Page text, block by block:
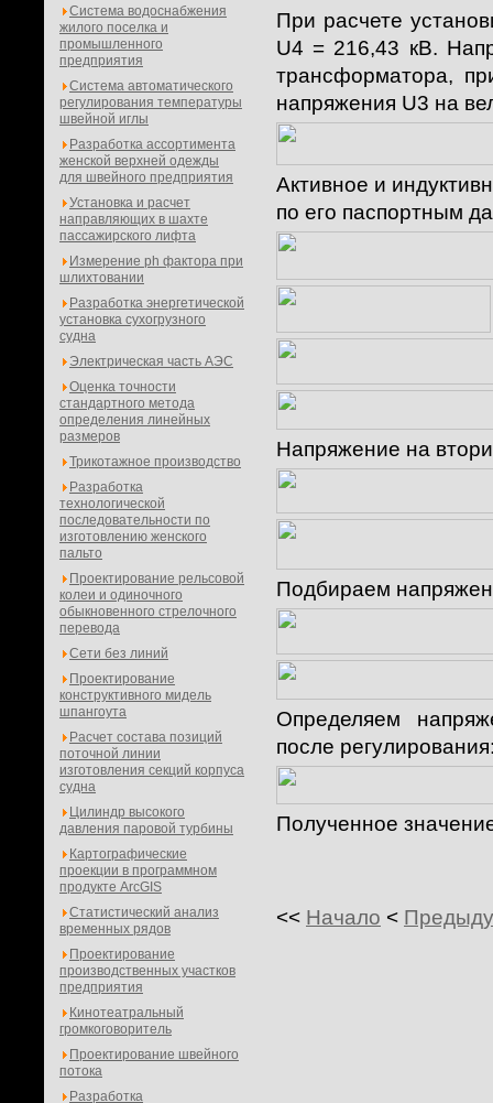
Система водоснабжения
жилого поселка и
промышленного
предприятия
Система автоматического
регулирования температуры
швейной иглы
Разработка ассортимента
женской верхней одежды
для швейного предприятия
Установка и расчет
направляющих в шахте
пассажирского лифта
Измерение ph фактора при
шлихтовании
Разработка энергетической
установка сухогрузного
судна
Электрическая часть АЭС
Оценка точности
стандартного метода
определения линейных
размеров
Трикотажное производство
Разработка
технологической
последовательности по
изготовлению женского
пальто
Проектирование рельсовой
колеи и одиночного
обыкновенного стрелочного
перевода
Сети без линий
Проектирование
конструктивного мидель
шпангоута
Расчет состава позиций
поточной линии
изготовления секций корпуса
судна
Цилиндр высокого
давления паровой турбины
Картографические
проекции в программном
продукте ArcGIS
Статистический анализ
временных рядов
Проектирование
производственных участков
предприятия
Кинотеатральный
громкоговоритель
Проектирование швейного
потока
Разработка
При расчете
U4 = 216,43 кВ.
трансформатора,
напряжения U3 на
Активное и
по его паспортным
Напряжение на
Подбираем
Определяем
после
Полученное
<< Начало <